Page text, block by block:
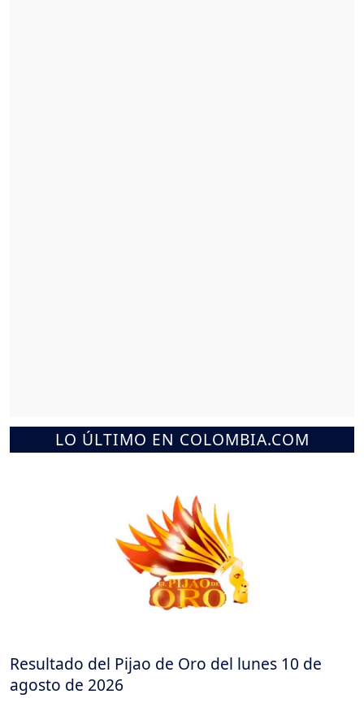
LO ÚLTIMO EN COLOMBIA.COM
Resultado del Pijao de Oro del lunes 10 de
agosto de 2026